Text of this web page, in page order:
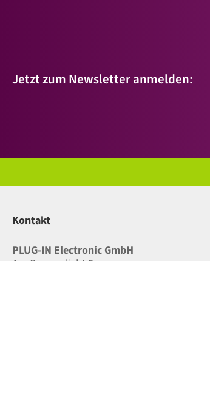
Jetzt zum Newsletter anmelden:
Kontakt
PLUG-IN Electronic GmbH
Am Sonnenlicht 5